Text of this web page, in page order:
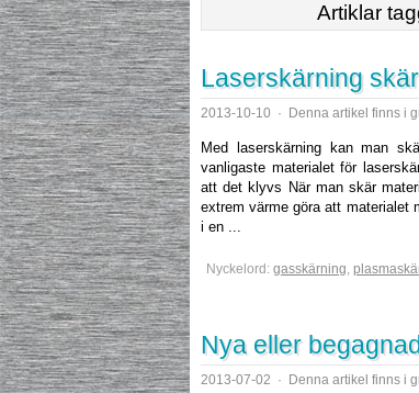
Artiklar
Laserskärning
2013-10-10 · Denna artikel finns i
Med laserskärning kan man
vanligaste materialet för
att det klyvs När man skär
extrem värme göra att materialet
i en ...
Nyckelord: gasskärning,
Nya eller
2013-07-02 · Denna artikel finns i